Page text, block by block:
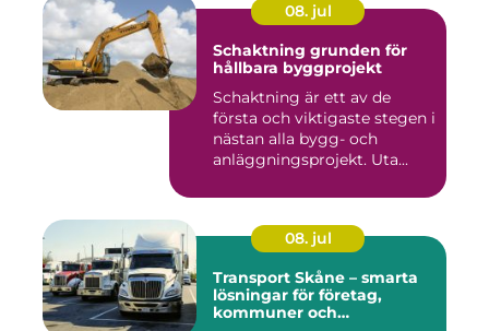
08. jul
Schaktning grunden för
hållbara byggprojekt
Schaktning är ett av de
första och viktigaste stegen i
nästan alla bygg- och
anläggningsprojekt. Uta...
08. jul
Transport Skåne – smarta
lösningar för företag,
kommuner och